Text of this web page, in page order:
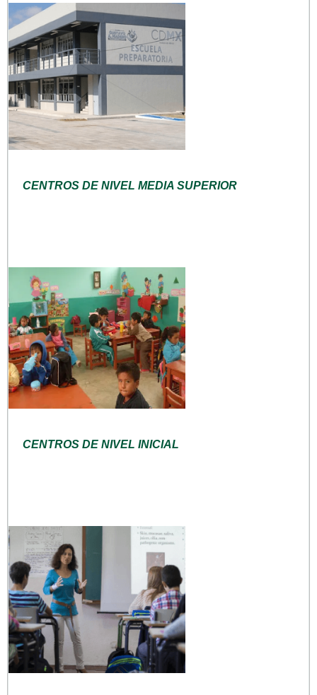
CENTROS DE NIVEL MEDIA SUPERIOR
CENTROS DE NIVEL INICIAL